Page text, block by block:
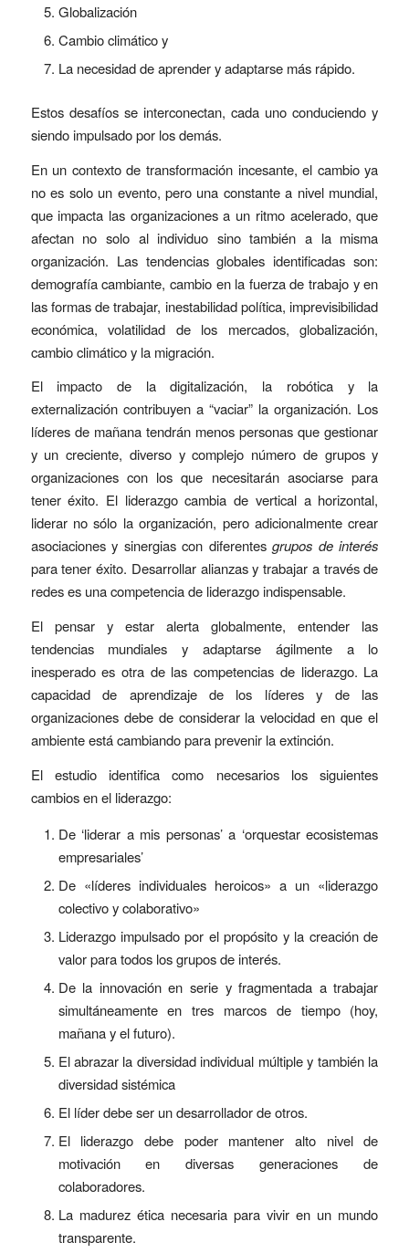
Globalización
Cambio climático y
La necesidad de aprender y adaptarse más rápido.
Estos desafíos se interconectan, cada uno conduciendo y
siendo impulsado por los demás.
En un contexto de transformación incesante, el cambio ya
no es solo un evento, pero una constante a nivel mundial,
que impacta las organizaciones a un ritmo acelerado, que
afectan no solo al individuo sino también a la misma
organización. Las tendencias globales identificadas son:
demografía cambiante, cambio en la fuerza de trabajo y en
las formas de trabajar, inestabilidad política, imprevisibilidad
económica, volatilidad de los mercados, globalización,
cambio climático y la migración.
El impacto de la digitalización, la robótica y la
externalización contribuyen a “vaciar” la organización. Los
líderes de mañana tendrán menos personas que gestionar
y un creciente, diverso y complejo número de grupos y
organizaciones con los que necesitarán asociarse para
tener éxito. El liderazgo cambia de vertical a horizontal,
liderar no sólo la organización, pero adicionalmente crear
asociaciones y sinergias con diferentesgrupos de interés
para tener éxito. Desarrollar alianzas y trabajar a través de
redes es una competencia de liderazgo indispensable.
El pensar y estar alerta globalmente, entender las
tendencias mundiales y adaptarse ágilmente a lo
inesperado es otra de las competencias de liderazgo. La
capacidad de aprendizaje de los líderes y de las
organizaciones debe de considerar la velocidad en que el
ambiente está cambiando para prevenir la extinción.
El estudio identifica como necesarios los siguientes
cambios en el liderazgo:
De ‘liderar a mis personas’ a ‘orquestar ecosistemas
empresariales’
De «líderes individuales heroicos» a un «liderazgo
colectivo y colaborativo»
Liderazgo impulsado por el propósito y la creación de
valor para todos los grupos de interés.
De la innovación en serie y fragmentada a trabajar
simultáneamente en tres marcos de tiempo (hoy,
mañana y el futuro).
El abrazar la diversidad individual múltiple y también la
diversidad sistémica
El líder debe ser un desarrollador de otros.
El liderazgo debe poder mantener alto nivel de
motivación en diversas generaciones de
colaboradores.
La madurez ética necesaria para vivir en un mundo
transparente.